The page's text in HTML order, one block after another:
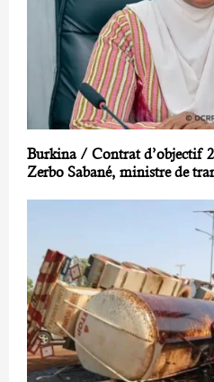
Burkina / Contrat d’objectif
Zerbo Sabané, ministre de